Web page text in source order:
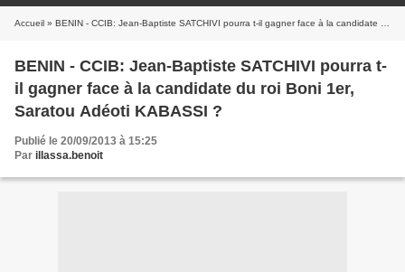
Accueil » BENIN - CCIB: Jean-Baptiste SATCHIVI pourra t-il gagner face à la candidate du roi Boni 1er, Saratou Adéoti KABASSI ?
BENIN - CCIB: Jean-Baptiste SATCHIVI pourra t-
il gagner face à la candidate du roi Boni 1er,
Saratou Adéoti KABASSI ?
Publié le 20/09/2013 à 15:25
Par illassa.benoit